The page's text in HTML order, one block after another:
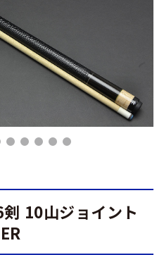
10山ジョイント